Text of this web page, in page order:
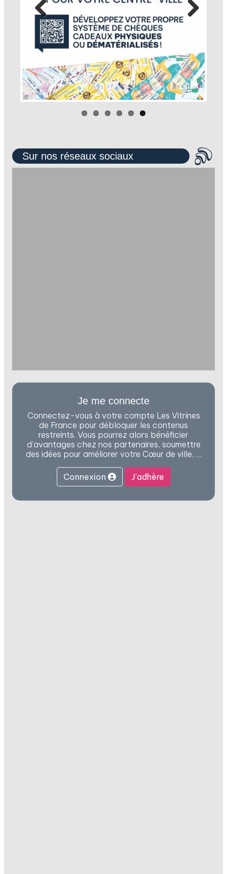
Sur nos réseaux sociaux
Je me connecte
Connectez-vous à votre compte Les Vitrines
de France pour débloquer les contenus
restreints. Vous pourrez alors bénéficier
d'avantages chez nos partenaires, soumettre
des idées pour améliorer votre Cœur de ville, …
Connexion J'adhère